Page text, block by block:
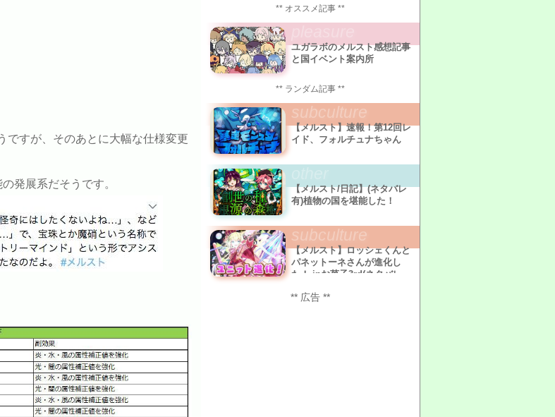
ですが、そのあとに大幅な仕様変更
発展系だそうです。
** オススメ記事 **
ユガラボのメルスト感想記事
と国イベント案内所
** ランダム記事 **
subculture
【メルスト】速報！第12回レ
イド、フォルチュナちゃん
【メルスト/日記】(ネタバレ
有)植物の国を堪能した！
subculture
【メルスト】ロッシェくんと
パネットーネさんが進化し
た！ inお菓子3rd(ネタバレ
** 広告 **